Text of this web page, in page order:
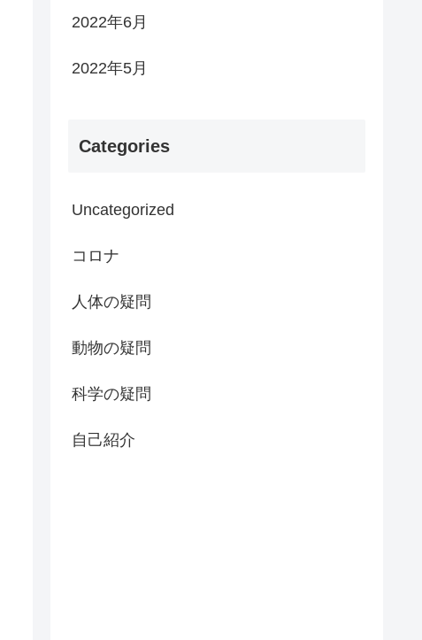
2022年6月
2022年5月
Categories
Uncategorized
コロナ
人体の疑問
動物の疑問
科学の疑問
自己紹介